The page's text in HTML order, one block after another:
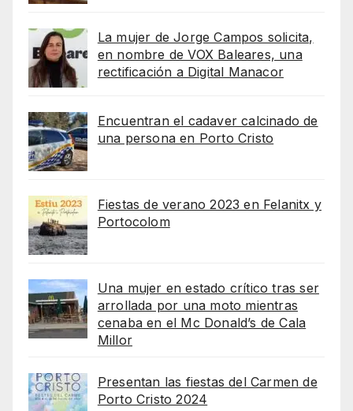
La mujer de Jorge Campos solicita,
en nombre de VOX Baleares, una
rectificación a Digital Manacor
Encuentran el cadaver calcinado de
una persona en Porto Cristo
Fiestas de verano 2023 en Felanitx y
Portocolom
Una mujer en estado crítico tras ser
arrollada por una moto mientras
cenaba en el Mc Donald’s de Cala
Millor
Presentan las fiestas del Carmen de
Porto Cristo 2024